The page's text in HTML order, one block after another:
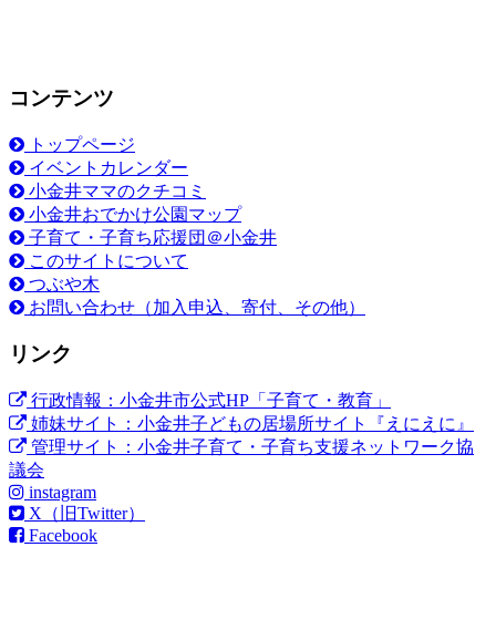
コンテンツ
トップページ
イベントカレンダー
小金井ママのクチコミ
小金井おでかけ公園マップ
子育て・子育ち応援団＠小金井
このサイトについて
つぶや木
お問い合わせ（加入申込、寄付、その他）
リンク
行政情報：小金井市公式HP「子育て・教育」
姉妹サイト：小金井子どもの居場所サイト『えにえに』
管理サイト：小金井子育て・子育ち支援ネットワーク協
議会
instagram
X（旧Twitter）
Facebook